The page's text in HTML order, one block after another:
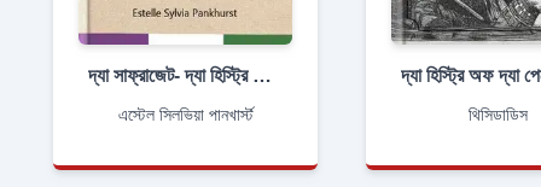
দ্যা সাফ্রাজেট- দ্যা হিস্ট্রি অফ দ্যা ওয়েমেন'স মিলিট্যান্ট সাফারেজ মুভমেন্ট
এস্টেল সিলভিয়া পানখার্স্ট থিসিডাডিস